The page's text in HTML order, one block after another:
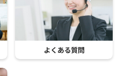
よくある質問